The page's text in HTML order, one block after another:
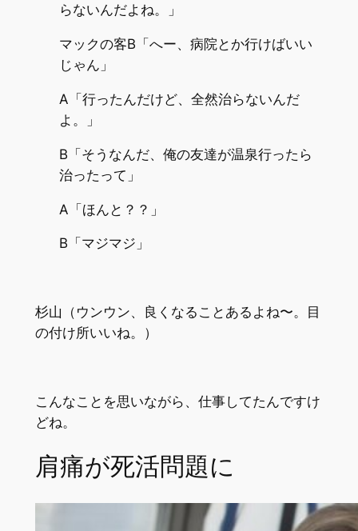
らないんだよね。」
マックの客B「へー、病院とか行けばいい
じゃん」
A「行ったんだけど、全然治らないんだ
よ。」
B「そうなんだ、俺の友達が温泉行ったら
治ったって」
A「ほんと？？」
B「マジマジ」
杉山（ウンウン、良くなることあるよね〜。目
の付け所いいね。）
こんなことを思いながら、仕事してたんですけ
どね。
肩痛が死活問題に